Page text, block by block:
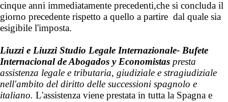
cinque anni immediatamente precedenti,che si concluda il
giorno precedente rispetto a quello a partire dal quale sia
esigibile l'imposta.
Liuzzi e Liuzzi Studio Legale Internazionale- Bufete
Internacional de Abogados y Economistas presta
assistenza legale e tributaria, giudiziale e stragiudiziale
nell'ambito del diritto delle successioni spagnolo e
italiano. L'assistenza viene prestata in tutta la Spagna e